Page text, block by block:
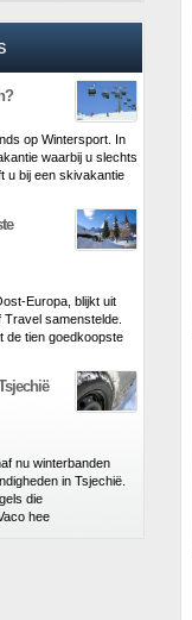
op Wintersport. In
waarbij u slechts
u bij een skivakantie
Europa, blijkt uit
samenstelde.
de tien goedkoopste
nu winterbanden
in Tsjechië.
die
hee